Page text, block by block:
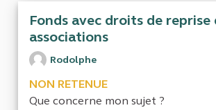
Fonds avec droits de reprise
associations
Rodolphe
NON RETENUE
Que concerne mon sujet ?